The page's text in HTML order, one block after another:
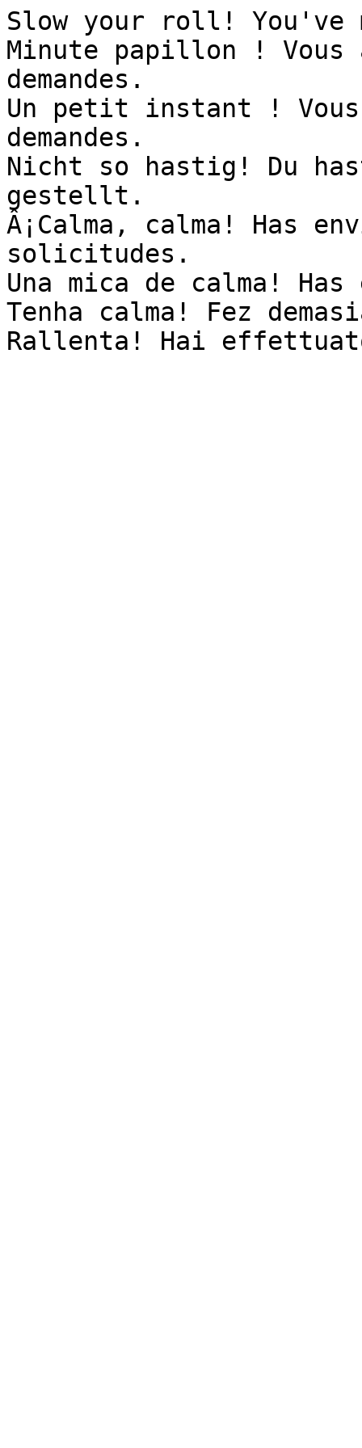
Slow your roll! You've
Minute papillon ! Vous
demandes.
Un petit instant !
demandes.
Nicht so hastig! Du
gestellt.
Â¡Calma, calma! Has
solicitudes.
Una mica de calma!
Tenha calma! Fez
Rallenta! Hai